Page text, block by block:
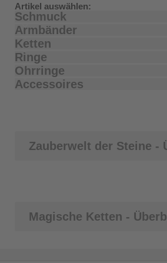
Artikel auswählen:
Schmuck
Armbänder
Ketten
Ringe
Ohrringe
Accessoires
Zauberwelt der Steine -
Magische Ketten -